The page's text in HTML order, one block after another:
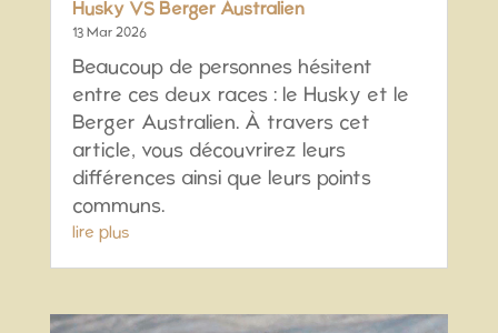
Husky VS Berger Australien
13 Mar 2026
Beaucoup de personnes hésitent
entre ces deux races : le Husky et le
Berger Australien. À travers cet
article, vous découvrirez leurs
différences ainsi que leurs points
communs.
lire plus